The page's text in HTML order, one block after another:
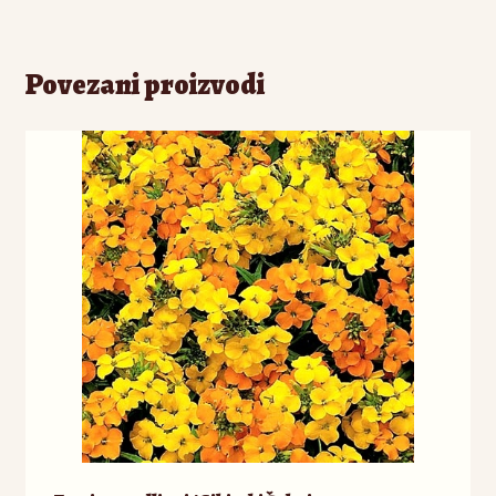
Povezani proizvodi